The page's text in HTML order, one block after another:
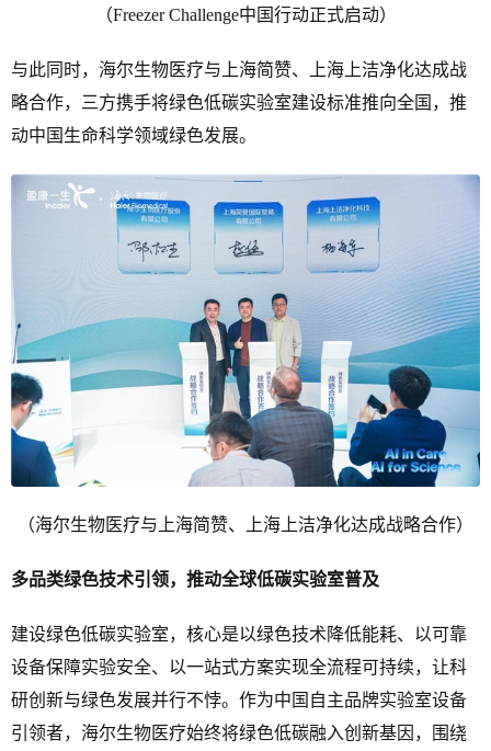
（Freezer Challenge中国行动正式启动）
与此同时，海尔生物医疗与上海简赞、上海上洁净化达成战
略合作，三方携手将绿色低碳实验室建设标准推向全国，推
动中国生命科学领域绿色发展。
（海尔生物医疗与上海简赞、上海上洁净化达成战略合作）
多品类绿色技术引领，推动全球低碳实验室普及
建设绿色低碳实验室，核心是以绿色技术降低能耗、以可靠
设备保障实验安全、以一站式方案实现全流程可持续，让科
研创新与绿色发展并行不悖。作为中国自主品牌实验室设备
引领者，海尔生物医疗始终将绿色低碳融入创新基因，围绕